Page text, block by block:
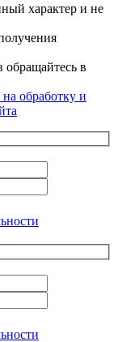
характер и не
обращайтесь в
обработку и